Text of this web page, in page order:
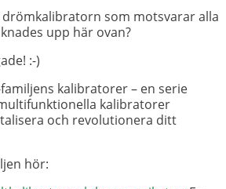
som motsvarar alla
upp här ovan?
:-)
kalibratorer – en serie
kalibratorer
och revolutionera ditt
hör: